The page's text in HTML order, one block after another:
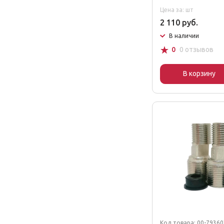
Цена за: шт
2 110 руб.
В наличии
☆ 0 0 отзывов
В корзину